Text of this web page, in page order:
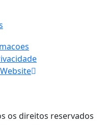
os direitos reservados